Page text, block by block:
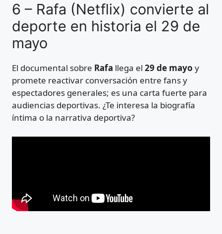
6 – Rafa (Netflix) convierte al
deporte en historia el 29 de
mayo
El documental sobre Rafa llega el 29 de mayo y
promete reactivar conversación entre fans y
espectadores generales; es una carta fuerte para
audiencias deportivas. ¿Te interesa la biografía
íntima o la narrativa deportiva?